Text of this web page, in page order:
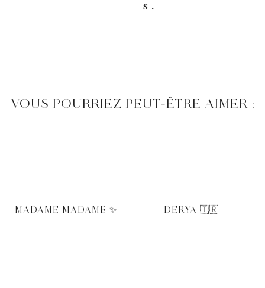
VOUS POURRIEZ PEUT-ÊTRE AIMER :
MADAME MADAME ✨ DERYA 🇹🇷